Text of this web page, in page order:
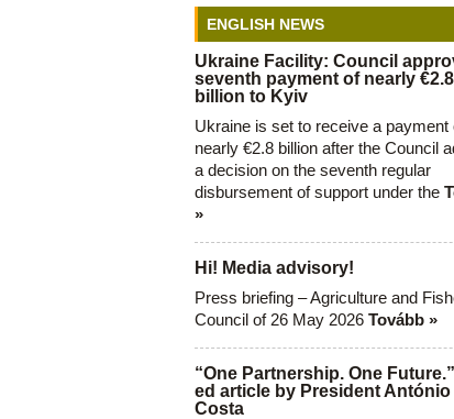
ENGLISH NEWS
Ukraine Facility: Council
seventh payment of nearly €2.8
billion to Kyiv
Ukraine is set to receive a payment
nearly €2.8 billion after the Council
a decision on the seventh regular
disbursement of support under the
»
Hi! Media advisory!
Press briefing – Agriculture and
Council of 26 May 2026 Tovább »
“One Partnership. One
ed article by President António
Costa